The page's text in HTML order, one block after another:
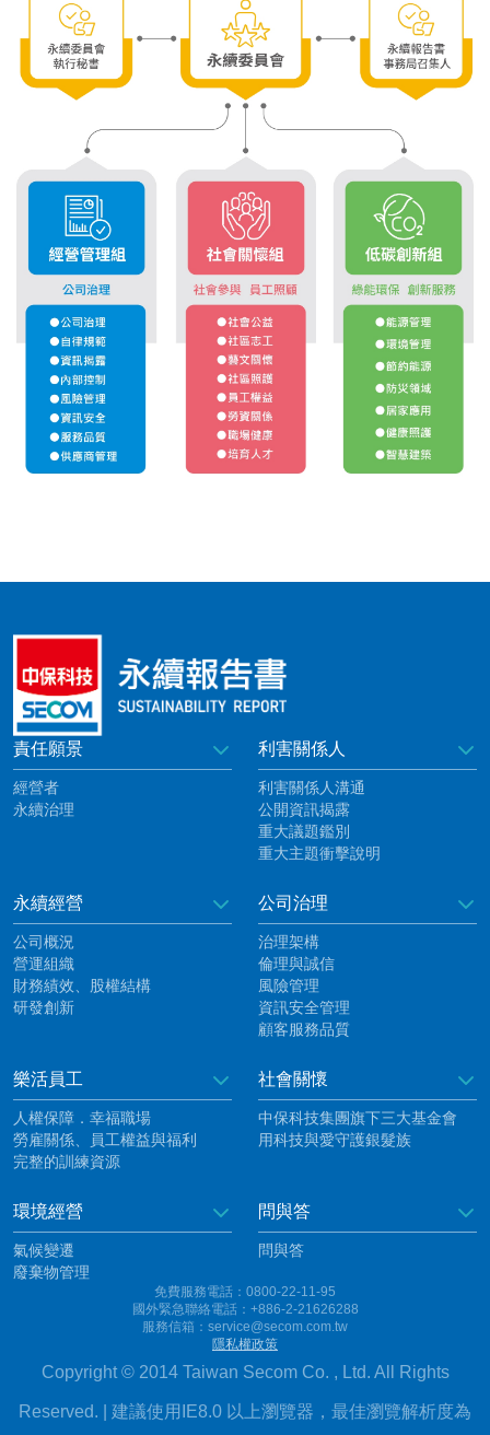
責任願景
經營者
永續治理
利害關係人
利害關係人溝通
公開資訊揭露
重大議題鑑別
重大主題衝擊說明
永續經營
公司概況
營運組織
財務績效、股權結構
研發創新
公司治理
治理架構
倫理與誠信
風險管理
資訊安全管理
顧客服務品質
樂活員工
人權保障．幸福職場
勞雇關係、員工權益與福利
完整的訓練資源
社會關懷
中保科技集團旗下三大基金會
用科技與愛守護銀髮族
環境經營
氣候變遷
廢棄物管理
問與答
問與答
免費服務電話：0800-22-11-95
國外緊急聯絡電話：+886-2-21626288
服務信箱：service@secom.com.tw
隱私權政策
Copyright © 2014 Taiwan Secom Co. , Ltd. All Rights
Reserved. | 建議使用IE8.0 以上瀏覽器，最佳瀏覽解析度為